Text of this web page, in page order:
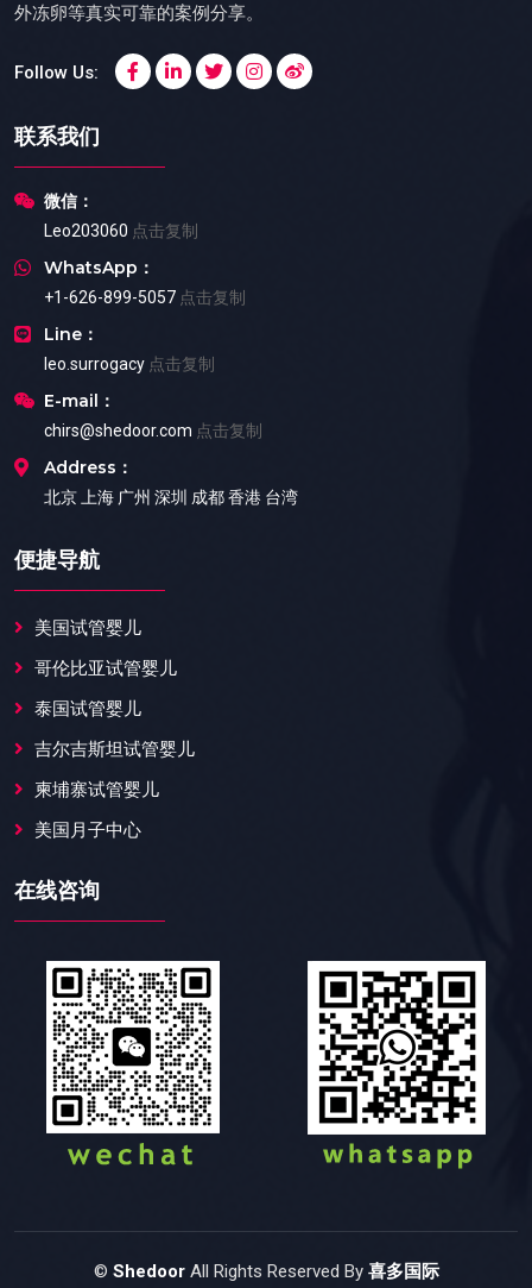
外冻卵等真实可靠的案例分享。
Follow Us:
联系我们
微信：
Leo203060 点击复制
WhatsApp：
+1-626-899-5057 点击复制
Line：
leo.surrogacy 点击复制
E-mail：
chirs@shedoor.com 点击复制
Address：
北京 上海 广州 深圳 成都 香港 台湾
便捷导航
美国试管婴儿
哥伦比亚试管婴儿
泰国试管婴儿
吉尔吉斯坦试管婴儿
柬埔寨试管婴儿
美国月子中心
在线咨询
© ShedoorAll Rights Reserved By 喜多国际